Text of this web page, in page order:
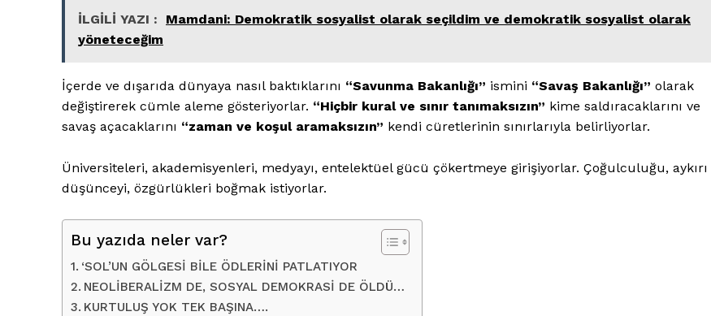
İLGİLİ YAZI :
Mamdani: Demokratik sosyalist olarak seçildim ve demokratik sosyalist olarak
yöneteceğim
İçerde ve dışarıda dünyaya nasıl baktıklarını “Savunma Bakanlığı” ismini “Savaş Bakanlığı” olarak
değiştirerek cümle aleme gösteriyorlar. “Hiçbir kural ve sınır tanımaksızın” kime saldıracaklarını ve
savaş açacaklarını “zaman ve koşul aramaksızın” kendi cüretlerinin sınırlarıyla belirliyorlar.
Üniversiteleri, akademisyenleri, medyayı, entelektüel gücü çökertmeye girişiyorlar. Çoğulculuğu, aykırı
düşünceyi, özgürlükleri boğmak istiyorlar.
Bu yazıda neler var?
‘SOL’UN GÖLGESİ BİLE ÖDLERİNİ PATLATIYOR
NEOLİBERALİZM DE, SOSYAL DEMOKRASİ DE ÖLDÜ…
KURTULUŞ YOK TEK BAŞINA….